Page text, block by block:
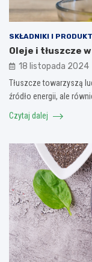
SKŁADNIKI I
Oleje i tłuszcze
18 listopada 2024
Tłuszcze towarzyszą
źródło energii, ale
Czytaj dalej